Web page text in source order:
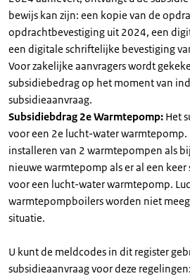
bewijs kan zijn: een kopie van de
opdrachtbevestiging uit 2024, een
een digitale schriftelijke bevestiging
Voor zakelijke aanvragers wordt
subsidiebedrag op het moment van
subsidieaanvraag.
Subsidiebdrag 2e Warmtepomp: Het
voor een 2e lucht-water
installeren van 2 warmtepompen als
nieuwe warmtepomp als er al een
voor een lucht-water warmtepomp.
warmtepompboilers worden niet
situatie.
U kunt de meldcodes in dit register
subsidieaanvraag voor deze